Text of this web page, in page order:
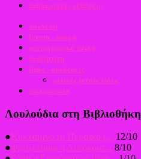
ανθοκομικές εκθέσεις
σύνδεση
forum - αγορά
φωτογραφικό υλικό
αναζήτηση
links - συνδέσεις
φιλικές ιστοσελίδες
επικοινωνία
Λουλούδια στη Βιβλιοθήκη
●Κυκλάμινο το Περσικό (... 12/10
●Φριτιλλάρια η Αυτοκρατ... 8/10